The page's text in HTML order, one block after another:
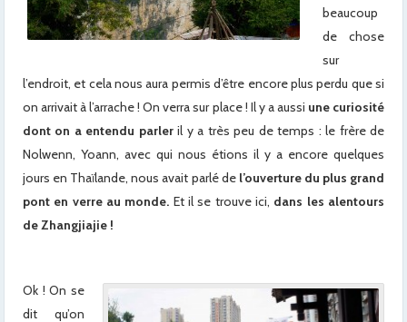
beaucoup
de chose
sur
l’endroit, et cela nous aura permis d’être encore plus perdu que si
on arrivait à l’arrache ! On verra sur place ! Il y a aussi une curiosité
dont on a entendu parleril y a très peu de temps : le frère de
Nolwenn, Yoann, avec qui nous étions il y a encore quelques
jours en Thaïlande, nous avait parlé de l’ouverture du plus grand
pont en verre au monde. Et il se trouve ici, dans les alentours
de Zhangjiajie !
Ok ! On se
dit qu’on